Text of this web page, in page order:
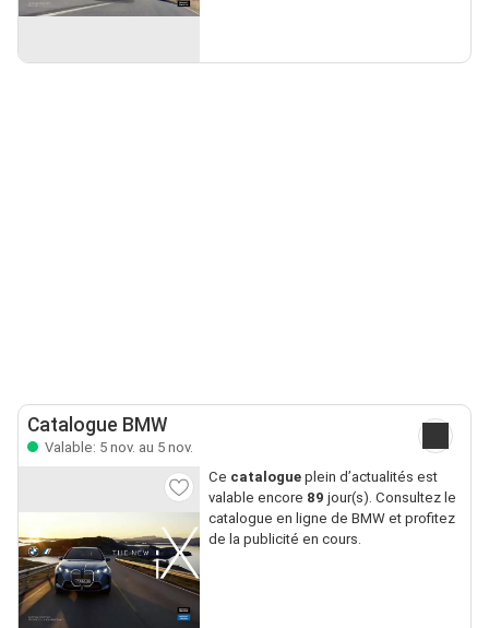
Catalogue BMW
Valable: 5 nov. au 5 nov.
Ce catalogueplein d’actualités est
valable encore 89 jour(s). Consultez le
catalogue en ligne de BMW et profitez
de la publicité en cours.